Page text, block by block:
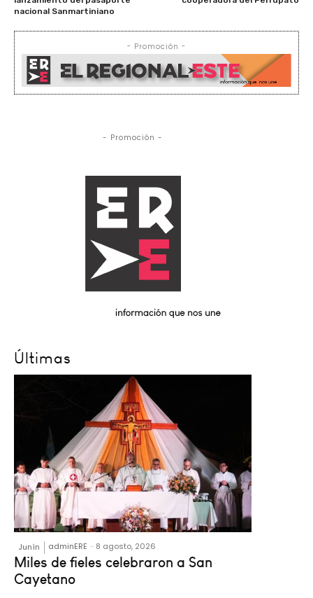
nacional Sanmartiniano
- Promoción -
- Promoción -
Últimas
Junín adminERE - 8 agosto, 2026
Miles de fieles celebraron a San
Cayetano